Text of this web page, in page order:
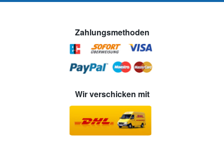
Zahlungsmethoden
Wir verschicken mit